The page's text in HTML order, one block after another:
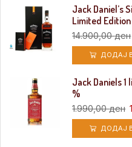
Jack Daniel’s
Limited Edition
14.900,00ден
ДОДАЈ
Jack Daniels 1
%
1.990,00ден
ДОДАЈ